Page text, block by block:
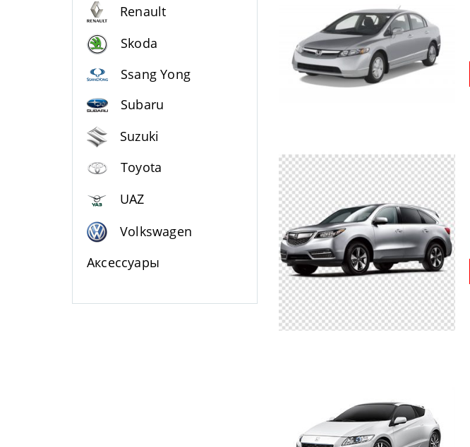
Renault
Skoda
Ssang Yong
Subaru
Suzuki
Toyota
UAZ
Volkswagen
Аксессуары